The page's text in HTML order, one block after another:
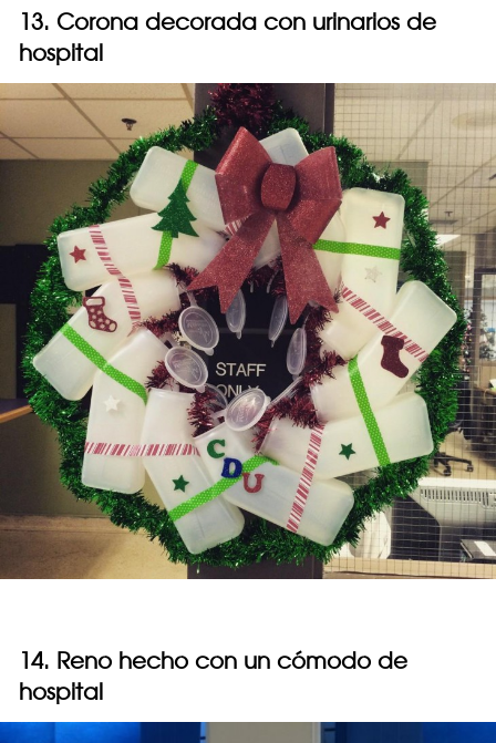
13. Corona decorada con urinarios de
hospital
14. Reno hecho con un cómodo de
hospital